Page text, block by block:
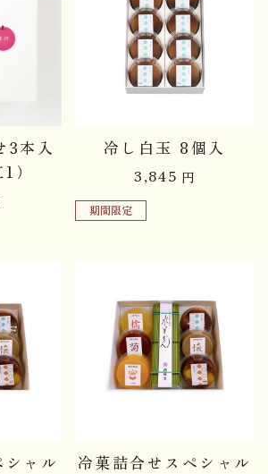
3本入
）
冷し白玉 8個入
3,845 円
期間限定
ャル
冷菓詰合せスペシャル